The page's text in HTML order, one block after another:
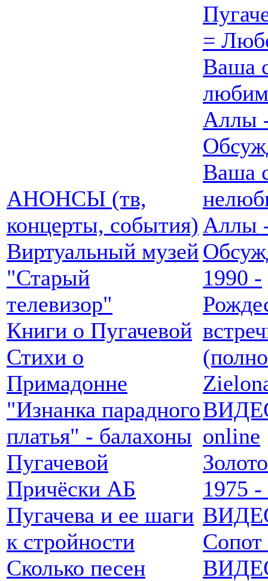
АНОНСЫ (тв,
концерты, события)
Виртуальный музей
"Старый
телевизор"
Книги о Пугачевой
Стихи о
Примадонне
"Изнанка парадного
платья" - балахоны
Пугачевой
Причёски АБ
Пугачева и ее шаги
к стройности
Сколько песен
=
Ваша
Аллы
Ваша
Аллы
1990 -
online
1975
Сопот